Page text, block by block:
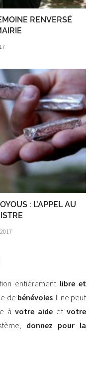
RENVERSÉ
: L’APPEL AU
entièrement libre et
de bénévoles. Il ne peut
à votre aideet votre
donnez pour la